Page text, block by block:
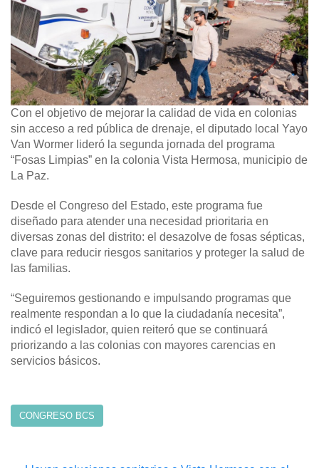
Con el objetivo de mejorar la calidad de vida en colonias
sin acceso a red pública de drenaje, el diputado local Yayo
Van Wormer lideró la segunda jornada del programa
“Fosas Limpias” en la colonia Vista Hermosa, municipio de
La Paz.
Desde el Congreso del Estado, este programa fue
diseñado para atender una necesidad prioritaria en
diversas zonas del distrito: el desazolve de fosas sépticas,
clave para reducir riesgos sanitarios y proteger la salud de
las familias.
“Seguiremos gestionando e impulsando programas que
realmente respondan a lo que la ciudadanía necesita”,
indicó el legislador, quien reiteró que se continuará
priorizando a las colonias con mayores carencias en
servicios básicos.
CONGRESO BCS